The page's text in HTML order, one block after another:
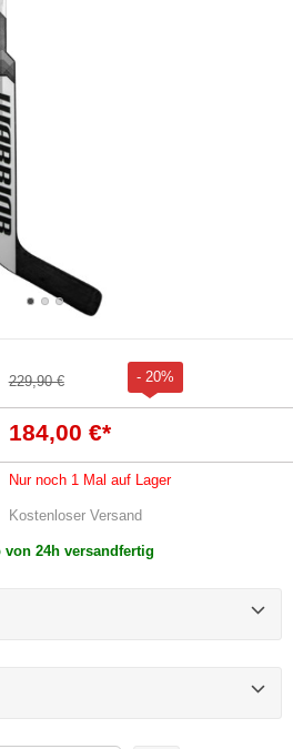
229,90 € - 20%
184,00 €*
Nur noch 1 Mal auf Lager
Kostenloser Versand
von 24h versandfertig